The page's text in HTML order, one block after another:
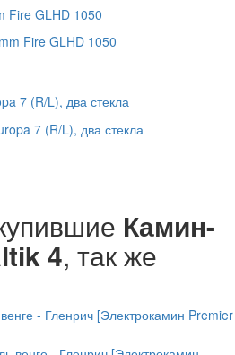
Fire GLHD 1050
7 (R/L), два стекла
Камин-
4, так же
- Гленрич [Электрокамин Premier